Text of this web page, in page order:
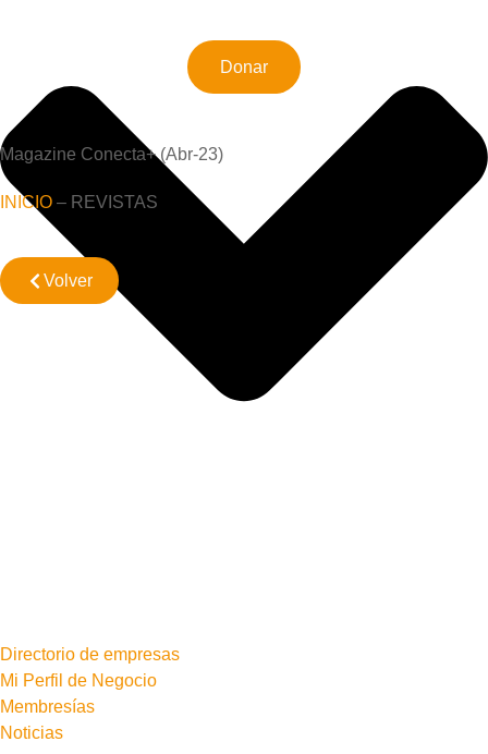
Directorio de empresas
Mi Perfil de Negocio
Membresías
Noticias
Donar
Magazine Conecta+ (Abr-23)
INICIO – REVISTAS
Volver